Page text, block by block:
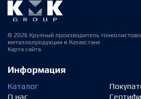
© 2026 Крупный производитель
металлопродукции в Казахстане
Карта сайта
Информация
Каталог
О нас